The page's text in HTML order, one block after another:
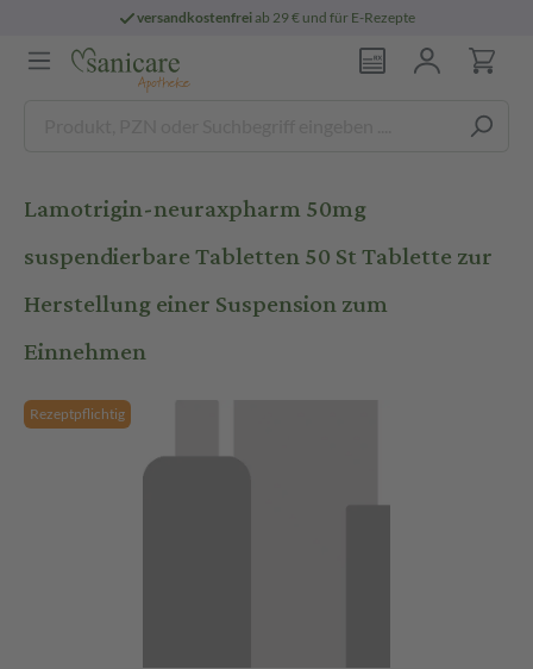
versandkostenfreiab 29 € und für E-Rezepte
Lamotrigin-neuraxpharm 50mg
suspendierbare Tabletten 50 St Tablette zur
Herstellung einer Suspension zum
Einnehmen
Rezeptpflichtig